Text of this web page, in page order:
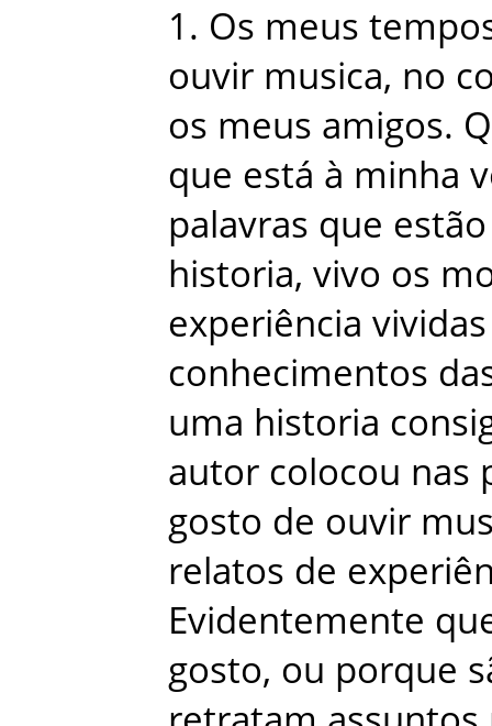
1 . Os meus
ouvir musica, no
os meus amigos.
que está à minha
palavras que estão
historia, vivo os
experiência vividas
conhecimentos
uma historia
autor colocou nas
gosto de ouvir
relatos de
Evidentemente
gosto, ou porque